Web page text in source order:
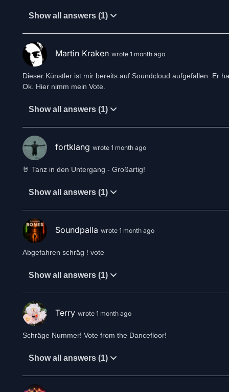
Show all answers (1)
Martin Kraken wrote 1 month ago
Dieser Künstler ist mir bereits auf Soundcloud aufgefallen. Er
Ok. Hier nimm mein Vote.
Show all answers (1)
fortklang wrote 1 month ago
🤘 Tanz in den Untergang - Großartig!
Show all answers (1)
Soundpalla wrote 1 month ago
Abgefahren schräg ! vote
Show all answers (1)
Terry wrote 1 month ago
Schräge Nummer! Vote from the Dancefloor!
Show all answers (1)